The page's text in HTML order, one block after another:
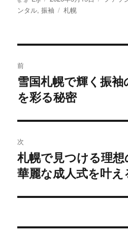
稿
稿
ンタル,振袖
タ
札幌
稿
ナ
ビ
ゲ
ー
シ
ン
前
前
の
稿:
雪国札幌で輝く振
を彩る秘密
次
次
の
稿:
札幌で見つける理
華麗な成人式を叶